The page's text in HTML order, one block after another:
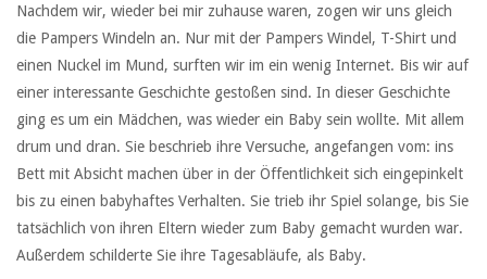
Nachdem wir, wieder bei mir zuhause waren, zogen wir uns gleich
die Pampers Windeln an. Nur mit der Pampers Windel, T-Shirt und
einen Nuckel im Mund, surften wir im ein wenig Internet. Bis wir auf
einer interessante Geschichte gestoßen sind. In dieser Geschichte
ging es um ein Mädchen, was wieder ein Baby sein wollte. Mit allem
drum und dran. Sie beschrieb ihre Versuche, angefangen vom: ins
Bett mit Absicht machen über in der Öffentlichkeit sich eingepinkelt
bis zu einen babyhaftes Verhalten. Sie trieb ihr Spiel solange, bis Sie
tatsächlich von ihren Eltern wieder zum Baby gemacht wurden war.
Außerdem schilderte Sie ihre Tagesabläufe, als Baby.